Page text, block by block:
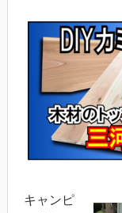
キャンピ